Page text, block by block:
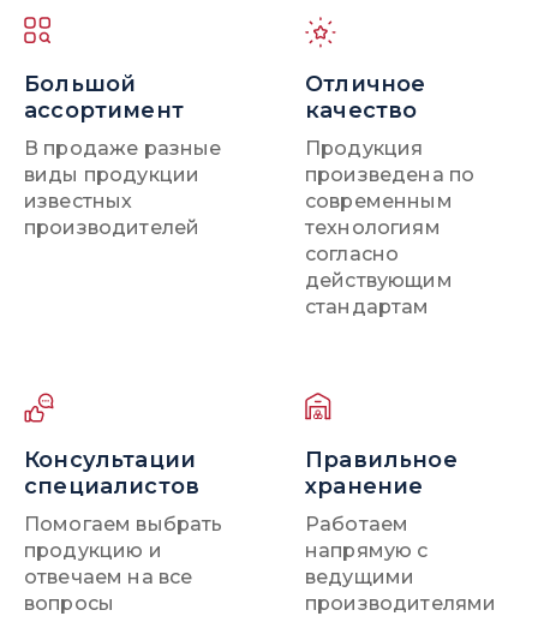
Большой
ассортимент
В продаже разные
виды продукции
известных
производителей
Отличное
качество
Продукция
произведена по
современным
технологиям
согласно
действующим
стандартам
Консультации
специалистов
Помогаем выбрать
продукцию и
отвечаем на все
вопросы
Правильное
хранение
Работаем
напрямую с
ведущими
производителями